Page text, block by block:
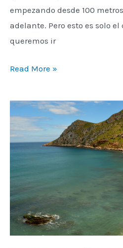
empezando desde 100
adelante. Pero esto es solo
queremos ir
Read More »
Las
7
maravillas
sumergidas
en
la
Región
de
Murcia